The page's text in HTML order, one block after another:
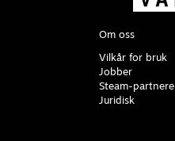
Om oss
Vilkår for bruk
Jobber
Steam-partnere
Juridisk